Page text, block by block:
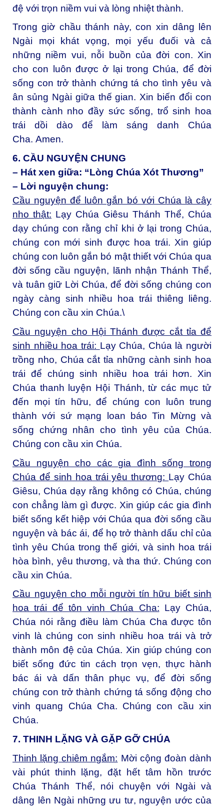
đệ với trọn niềm vui và lòng nhiệt thành.
Trong giờ chầu thánh này, con xin dâng lên
Ngài mọi khát vọng, mọi yếu đuối và cả
những niềm vui, nỗi buồn của đời con. Xin
cho con luôn được ở lại trong Chúa, để đời
sống con trở thành chứng tá cho tình yêu và
ân sủng Ngài giữa thế gian. Xin biến đổi con
thành cành nho đầy sức sống, trổ sinh hoa
trái dồi dào để làm sáng danh Chúa
Cha. Amen.
6. CẦU NGUYỆN CHUNG
– Hát xen giữa: “Lòng Chúa Xót Thương”
– Lời nguyện chung:
Cầu nguyện để luôn gắn bó với Chúa là cây
nho thật: Lạy Chúa Giêsu Thánh Thể, Chúa
dạy chúng con rằng chỉ khi ở lại trong Chúa,
chúng con mới sinh được hoa trái. Xin giúp
chúng con luôn gắn bó mật thiết với Chúa qua
đời sống cầu nguyện, lãnh nhận Thánh Thể,
và tuân giữ Lời Chúa, để đời sống chúng con
ngày càng sinh nhiều hoa trái thiêng liêng.
Chúng con cầu xin Chúa.\
Cầu nguyện cho Hội Thánh được cắt tỉa để
sinh nhiều hoa trái: Lạy Chúa, Chúa là người
trồng nho, Chúa cắt tỉa những cành sinh hoa
trái để chúng sinh nhiều hoa trái hơn. Xin
Chúa thanh luyện Hội Thánh, từ các mục tử
đến mọi tín hữu, để chúng con luôn trung
thành với sứ mạng loan báo Tin Mừng và
sống chứng nhân cho tình yêu của Chúa.
Chúng con cầu xin Chúa.
Cầu nguyện cho các gia đình sống trong
Chúa để sinh hoa trái yêu thương: Lạy Chúa
Giêsu, Chúa dạy rằng không có Chúa, chúng
con chẳng làm gì được. Xin giúp các gia đình
biết sống kết hiệp với Chúa qua đời sống cầu
nguyện và bác ái, để họ trở thành dấu chỉ của
tình yêu Chúa trong thế giới, và sinh hoa trái
hòa bình, yêu thương, và tha thứ. Chúng con
cầu xin Chúa.
Cầu nguyện cho mỗi người tín hữu biết sinh
hoa trái để tôn vinh Chúa Cha: Lạy Chúa,
Chúa nói rằng điều làm Chúa Cha được tôn
vinh là chúng con sinh nhiều hoa trái và trở
thành môn đệ của Chúa. Xin giúp chúng con
biết sống đức tin cách trọn vẹn, thực hành
bác ái và dấn thân phục vụ, để đời sống
chúng con trở thành chứng tá sống động cho
vinh quang Chúa Cha. Chúng con cầu xin
Chúa.
7. THINH LẶNG VÀ GẶP GỠ CHÚA
Thinh lặng chiêm ngắm: Mời cộng đoàn dành
vài phút thinh lặng, đặt hết tâm hồn trước
Chúa Thánh Thể, nói chuyện với Ngài và
dâng lên Ngài những ưu tư, nguyện ước của